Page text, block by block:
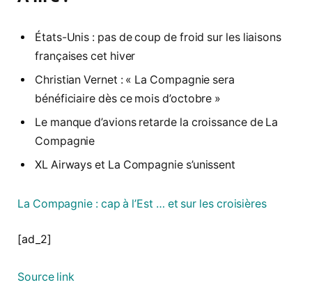
États-Unis : pas de coup de froid sur les liaisons
françaises cet hiver
Christian Vernet : « La Compagnie sera
bénéficiaire dès ce mois d’octobre »
Le manque d’avions retarde la croissance de La
Compagnie
XL Airways et La Compagnie s’unissent
La Compagnie : cap à l’Est … et sur les croisières
[ad_2]
Source link